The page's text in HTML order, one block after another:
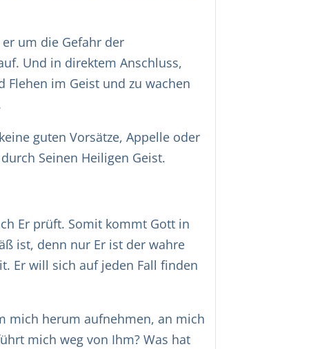
um die Gefahr der
Und in direktem Anschluss,
im Geist und zu wachen
guten Vorsätze, Appelle oder
Seinen Heiligen Geist.
Er prüft. Somit kommt Gott in
ist, denn nur Er ist der wahre
Er will sich auf jeden Fall finden
mich herum aufnehmen, an mich
mich weg von Ihm? Was hat